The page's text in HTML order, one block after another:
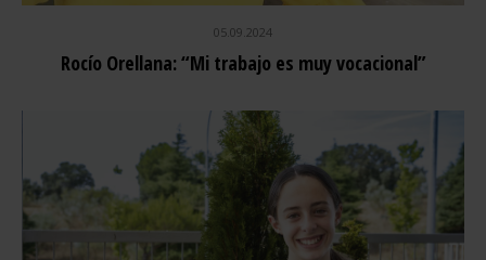
05.09.2024
Rocío Orellana: “Mi trabajo es muy vocacional”